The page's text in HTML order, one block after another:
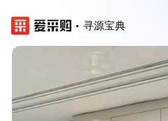
寻源宝典